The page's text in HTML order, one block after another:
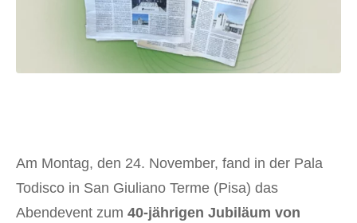
Am Montag, den 24. November, fand in der Pala
Todisco in San Giuliano Terme (Pisa) das
Abendevent zum 40-jährigen Jubiläum von